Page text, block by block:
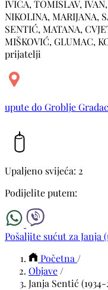
IVICA, TOMISLAV,
NIKOLINA, MARIJANA,
SENTIĆ, MATANA,
MIŠKOVIĆ, GLUMAC,
prijatelji
upute do Groblje
Upaljeno svijeća: 2
Podijelite putem:
Pošaljite sućut za Janja
Početna /
Objave /
Janja Sentić